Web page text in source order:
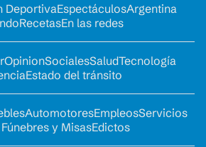
DeportivaEspectáculosArgentina
RecetasEn las redes
OpinionSocialesSaludTecnología
Estado del tránsito
AutomotoresEmpleosServicios
y MisasEdictos